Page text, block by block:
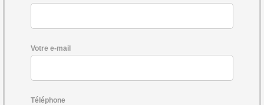
Votre e-mail
Téléphone